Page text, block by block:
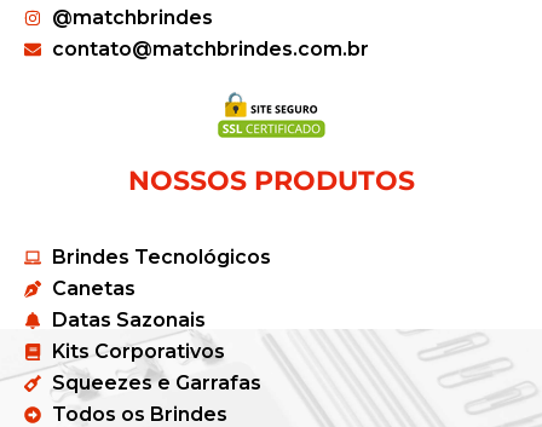
@matchbrindes
contato@matchbrindes.com.br
NOSSOS PRODUTOS
Brindes Tecnológicos
Canetas
Datas Sazonais
Kits Corporativos
Squeezes e Garrafas
Todos os Brindes